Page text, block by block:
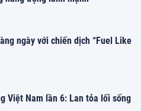
ngày với chiến dịch “Fuel Like
Việt Nam lần 6: Lan tỏa lối sống